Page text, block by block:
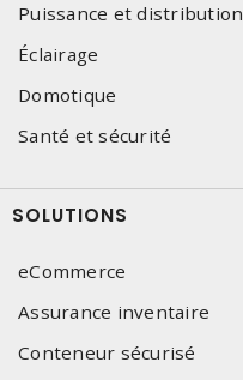
Puissance et distribution
Éclairage
Domotique
Santé et sécurité
SOLUTIONS
eCommerce
Assurance inventaire
Conteneur sécurisé